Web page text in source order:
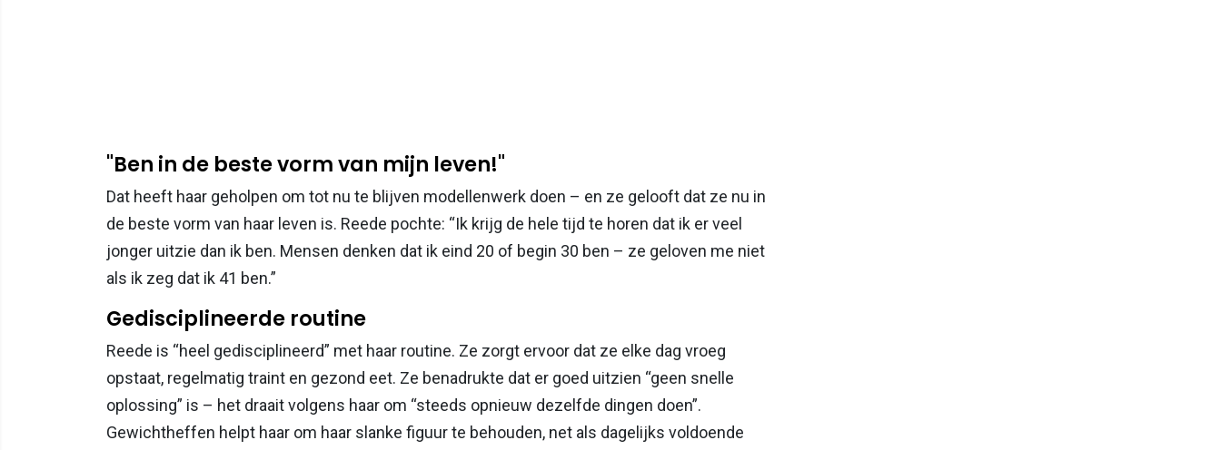
"Ben in de beste vorm van mijn leven!"
Dat heeft haar geholpen om tot nu te blijven modellenwerk doen – en ze gelooft dat ze nu in
de beste vorm van haar leven is. Reede pochte: “Ik krijg de hele tijd te horen dat ik er veel
jonger uitzie dan ik ben. Mensen denken dat ik eind 20 of begin 30 ben – ze geloven me niet
als ik zeg dat ik 41 ben.”
Gedisciplineerde routine
Reede is “heel gedisciplineerd” met haar routine. Ze zorgt ervoor dat ze elke dag vroeg
opstaat, regelmatig traint en gezond eet. Ze benadrukte dat er goed uitzien “geen snelle
oplossing” is – het draait volgens haar om “steeds opnieuw dezelfde dingen doen”.
Gewichtheffen helpt haar om haar slanke figuur te behouden, net als dagelijks voldoende